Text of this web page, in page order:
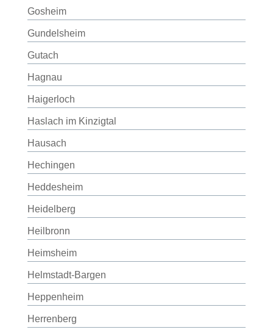
Gosheim
Gundelsheim
Gutach
Hagnau
Haigerloch
Haslach im Kinzigtal
Hausach
Hechingen
Heddesheim
Heidelberg
Heilbronn
Heimsheim
Helmstadt-Bargen
Heppenheim
Herrenberg